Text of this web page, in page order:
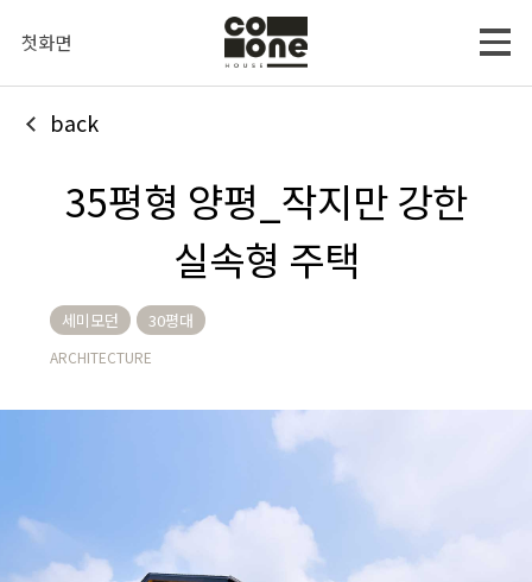
첫화면
back
35평형 양평_작지만 강한
실속형 주택
세미모던 30평대
ARCHITECTURE